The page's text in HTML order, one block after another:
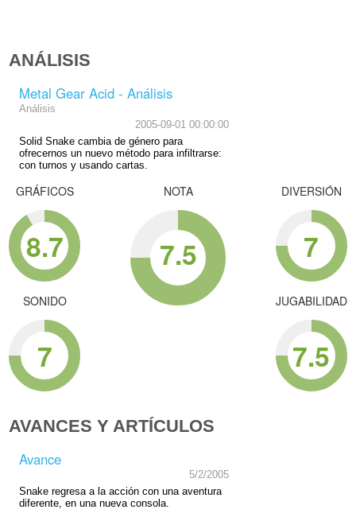
ANÁLISIS
Metal Gear Acid - Análisis
Análisis
2005-09-01 00:00:00
Solid Snake cambia de género para
ofrecernos un nuevo método para infiltrarse:
con turnos y usando cartas.
GRÁFICOS
8.7
SONIDO
7
NOTA
7.5
DIVERSIÓN
7
JUGABILIDAD
7.5
AVANCES Y ARTÍCULOS
Avance
5/2/2005
Snake regresa a la acción con una aventura
diferente, en una nueva consola.